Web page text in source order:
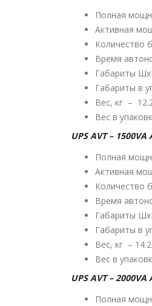
Полная
Активная
Количество
Время
Габариты
Габариты в
Вес, кг –
Вес в
UPS AVT – 1500VA
Полная
Активная
Количество
Время
Габариты
Габариты в
Вес, кг – 14.2
Вес в
UPS AVT – 2000VA
Полная